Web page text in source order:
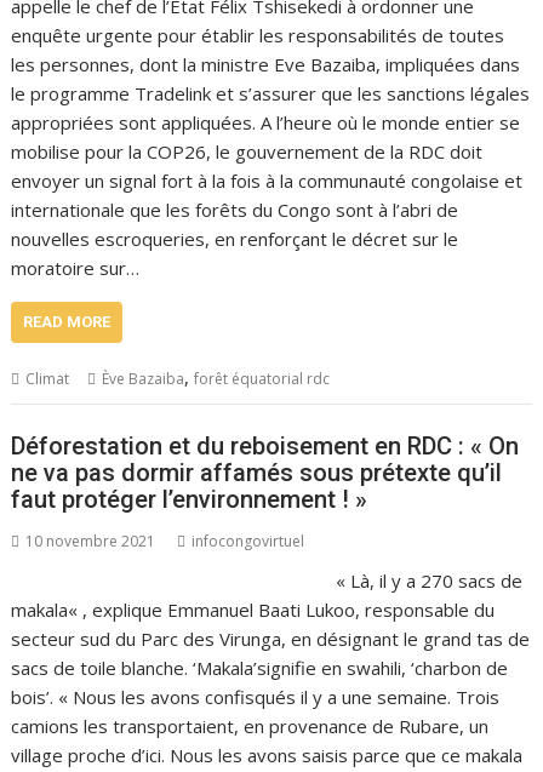
appelle le chef de l’État Félix Tshisekedi à ordonner une
enquête urgente pour établir les responsabilités de toutes
les personnes, dont la ministre Eve Bazaiba, impliquées dans
le programme Tradelink et s’assurer que les sanctions légales
appropriées sont appliquées. A l’heure où le monde entier se
mobilise pour la COP26, le gouvernement de la RDC doit
envoyer un signal fort à la fois à la communauté congolaise et
internationale que les forêts du Congo sont à l’abri de
nouvelles escroqueries, en renforçant le décret sur le
moratoire sur…
READ MORE
Climat Ève Bazaiba,forêt équatorial rdc
Déforestation et du reboisement en RDC : « On
ne va pas dormir affamés sous prétexte qu’il
faut protéger l’environnement ! »
10 novembre 2021 infocongovirtuel
« Là, il y a 270 sacs de
makala« , explique Emmanuel Baati Lukoo, responsable du
secteur sud du Parc des Virunga, en désignant le grand tas de
sacs de toile blanche. ‘Makala’signifie en swahili, ‘charbon de
bois’. « Nous les avons confisqués il y a une semaine. Trois
camions les transportaient, en provenance de Rubare, un
village proche d’ici. Nous les avons saisis parce que ce makala